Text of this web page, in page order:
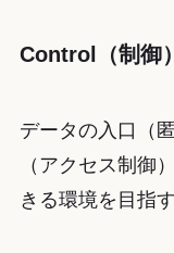
Control（制御）
データの入口（
（アクセス制御
きる環境を目指す